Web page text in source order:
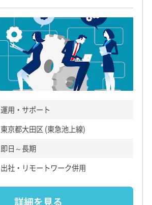
運用・サポート
東京都大田区 (東急池上線)
即日～長期
出社・リモートワーク併用
詳細を見る